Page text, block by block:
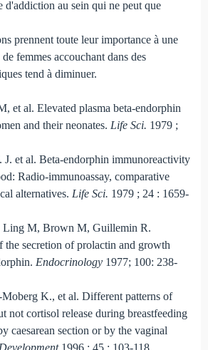
d'addiction au sein qui ne peut que
prennent toute leur importance à une
femmes accouchant dans des
tend à diminuer.
et al. Elevated plasma beta-endorphin
and their neonates. Life Sci. 1979 ;
et al. Beta-endorphin immunoreactivity
Radio-immunoassay, comparative
alternatives. Life Sci. 1979 ; 24 : 1659-
Ling M, Brown M, Guillemin R.
secretion of prolactin and growth
Endocrinology1977; 100: 238-
K., et al. Different patterns of
not cortisol release during breastfeeding
caesarean section or by the vaginal
1996 ; 45 : 103-118.